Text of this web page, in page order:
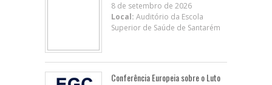
8 de setembro de 2026
Local: Auditório da Escola
Superior de Saúde de Santarém
Conferência Europeia sobre o Luto